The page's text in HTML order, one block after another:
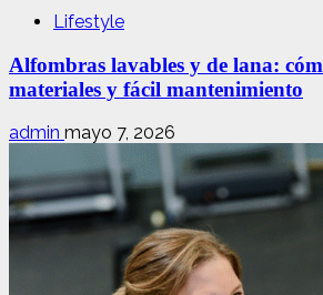
Lifestyle
Alfombras lavables y de lana:
materiales y fácil mantenimiento
admin mayo 7, 2026